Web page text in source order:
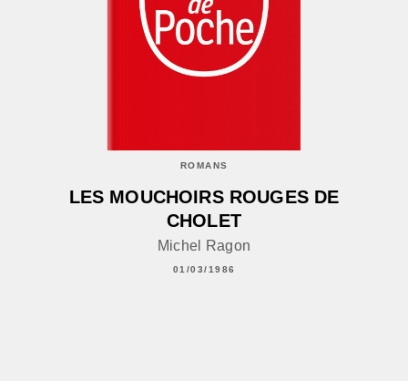
ROMANS
LES MOUCHOIRS ROUGES DE
CHOLET
Michel Ragon
01/03/1986